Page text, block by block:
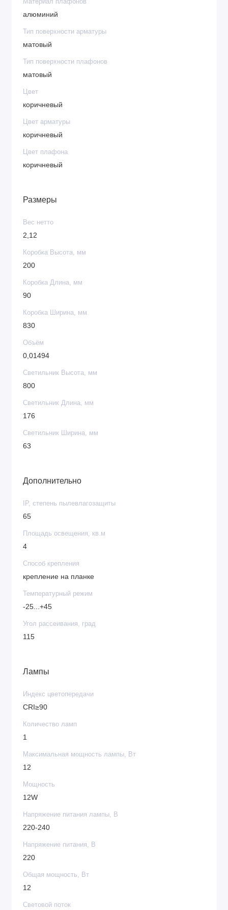
Материал плафонов
алюминий
Тип поверхности арматуры
матовый
Тип поверхности плафонов
матовый
Цвет
коричневый
Цвет арматуры
коричневый
Цвет плафона
коричневый
Размеры
Вес нетто
2,12
Коробка Высота, мм
200
Коробка Длина, мм
90
Коробка Ширина, мм
830
Объём
0,01494
Светильник Высота, мм
800
Светильник Длина, мм
176
Светильник Ширина, мм
63
Дополнительно
IP, степень пылевлагозащиты
65
Площадь освещения, кв.м
4
Способ крепления
крепление на планке
Температурный режим
-25...+45
Угол рассеивания, град
115
Лампы
Индекс цветопередачи
CRI≥90
Количество ламп
1
Максимальная мощность лампы, Вт
12
Мощность
12W
Напряжение питания лампы, В
220-240
Напряжение питания, В
220
Общая мощность, Вт
12
Световой поток